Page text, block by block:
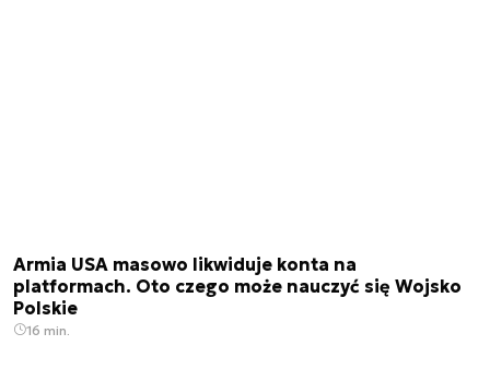
Armia USA masowo likwiduje konta na
platformach. Oto czego może nauczyć się Wojsko
Polskie
16 min.